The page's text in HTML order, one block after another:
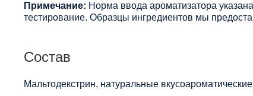
Примечание: Норма ввода ароматизатора
тестирование. Образцы ингредиентов мы
Состав
Мальтодекстрин, натуральные